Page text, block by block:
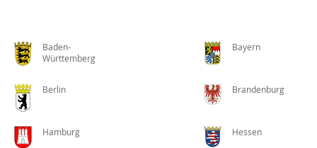
Baden-
Württemberg
Bayern
Berlin Brandenburg
Hamburg Hessen